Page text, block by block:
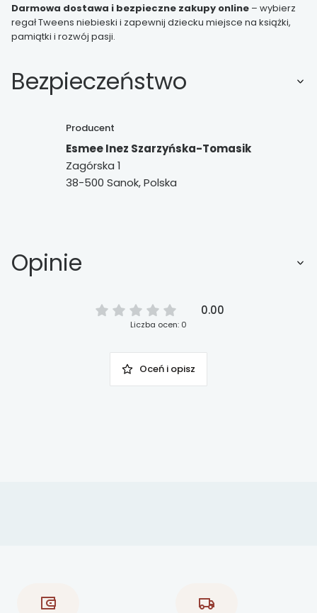
Darmowa dostawa i bezpieczne zakupy online – wybierz
regał Tweens niebieski i zapewnij dziecku miejsce na książki,
pamiątki i rozwój pasji.
Bezpieczeństwo
Producent
Esmee Inez Szarzyńska-Tomasik
Zagórska 1
38-500 Sanok, Polska
Opinie
0.00
Liczba ocen: 0
Oceń i opisz